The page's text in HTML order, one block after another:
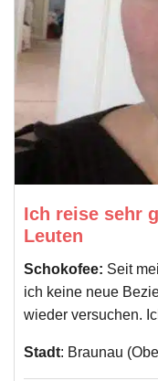
Ich reise sehr
Leuten
Schokofee: Seit
ich keine neue
wieder versuchen.
Stadt: Braunau